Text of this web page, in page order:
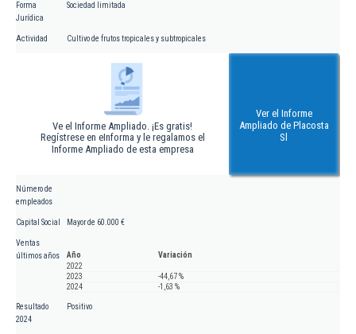
Forma
Jurídica
Sociedad limitada
Actividad Cultivo de frutos tropicales y subtropicales
Ve el Informe Ampliado. ¡Es gratis!
Regístrese en eInforma y le regalamos el
Informe Ampliado de esta empresa
Ver el Informe
Ampliado de Placosta
Sl
Número de
empleados
Capital Social Mayor de 60.000 €
Ventas
últimos años
Año
Variación
2022
2023
-44,67 %
2024
-1,63 %
Resultado
2024
Positivo